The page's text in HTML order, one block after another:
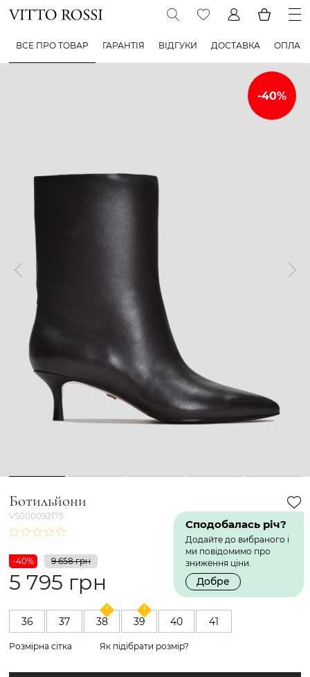
ВСЕ ПРО ТОВАР ГАРАНТІЯ ВІДГУКИ ДОСТАВКА
1 2 3 4 5
Ботильйони
VS000092175
Сподобалась річ?
Додайте до вибраного і
ми повідомимо про
зниження ціни.
Добре
-40% 9 658 грн
5 795 грн
36 37 38 39 40 41
Розмірна сітка Як підібрати розмір?